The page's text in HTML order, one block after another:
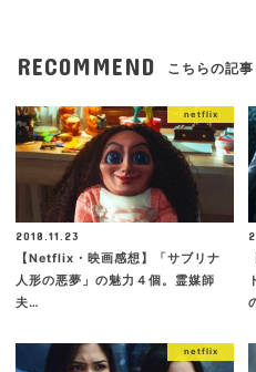
RECOMMEND こちらの記事
netflix
2018.11.23
【Netflix・映画感想】「サブリナ
人形の悪夢」の魅力４個。霊媒師
夫…
netflix